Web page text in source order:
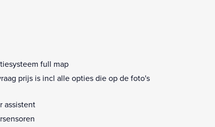
full map
prijs is incl alle opties die op de foto's
assistent